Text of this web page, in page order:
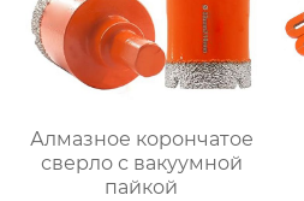
Алмазное корончатое
сверло с вакуумной
пайкой